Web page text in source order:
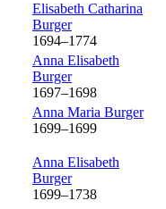
Elisabeth Catharina
Burger
1694–1774
Anna Elisabeth
Burger
1697–1698
Anna Maria Burger
1699–1699
Anna Elisabeth
Burger
1699–1738